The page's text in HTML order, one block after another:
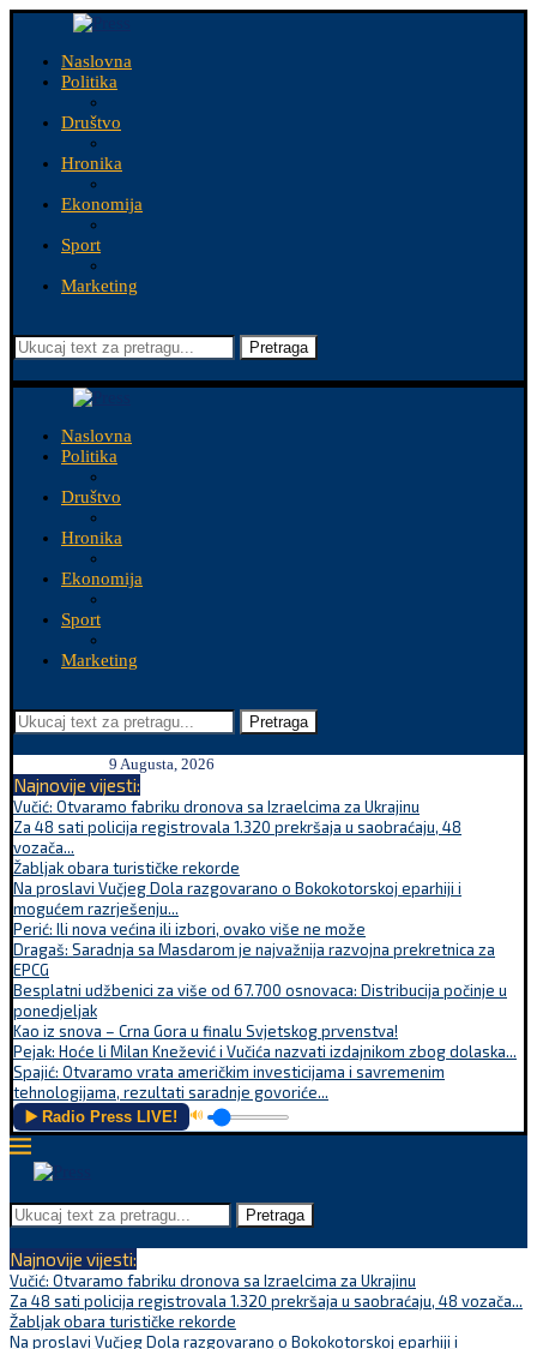
Naslovna
Politika
Društvo
Hronika
Ekonomija
Sport
Marketing
Pretraga
Naslovna
Politika
Društvo
Hronika
Ekonomija
Sport
Marketing
Pretraga
9 Augusta, 2026
Najnovije vijesti:
Vučić: Otvaramo fabriku dronova sa Izraelcima za Ukrajinu
Za 48 sati policija registrovala 1.320 prekršaja u saobraćaju, 48
vozača...
Žabljak obara turističke rekorde
Na proslavi Vučjeg Dola razgovarano o Bokokotorskoj eparhiji i
mogućem razrješenju...
Perić: Ili nova većina ili izbori, ovako više ne može
Dragaš: Saradnja sa Masdarom je najvažnija razvojna prekretnica za
EPCG
Besplatni udžbenici za više od 67.700 osnovaca: Distribucija počinje u
ponedjeljak
Kao iz snova – Crna Gora u finalu Svjetskog prvenstva!
Pejak: Hoće li Milan Knežević i Vučića nazvati izdajnikom zbog dolaska...
Spajić: Otvaramo vrata američkim investicijama i savremenim
tehnologijama, rezultati saradnje govoriće...
▶️ Radio Press LIVE! 🔊
Pretraga
Najnovije vijesti:
Vučić: Otvaramo fabriku dronova sa Izraelcima za Ukrajinu
Za 48 sati policija registrovala 1.320 prekršaja u saobraćaju, 48 vozača...
Žabljak obara turističke rekorde
Na proslavi Vučjeg Dola razgovarano o Bokokotorskoj eparhiji i